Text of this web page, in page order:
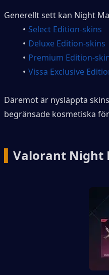
Generellt sett kan Night
Select Edition-skins
Deluxe Edition-skins
Premium Edition-
Vissa Exclusive
Däremot är nysläppta
begränsade kosmetiska
Valorant Night